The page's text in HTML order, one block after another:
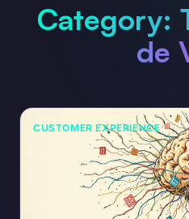
Category:
de
CUSTOMER EXPERIENCE